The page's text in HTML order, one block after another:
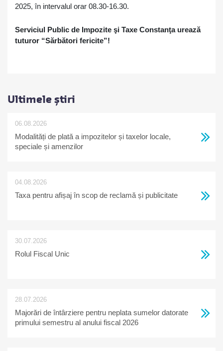
2025, în intervalul orar 08.30-16.30.
Serviciul Public de Impozite şi Taxe Constanţa urează
tuturor “Sărbători fericite”!
Ultimele știri
06.08.2026
Modalități de plată a impozitelor și taxelor locale,
speciale și amenzilor
04.08.2026
Taxa pentru afișaj în scop de reclamă și publicitate
30.07.2026
Rolul Fiscal Unic
28.07.2026
Majorări de întârziere pentru neplata sumelor datorate
primului semestru al anului fiscal 2026